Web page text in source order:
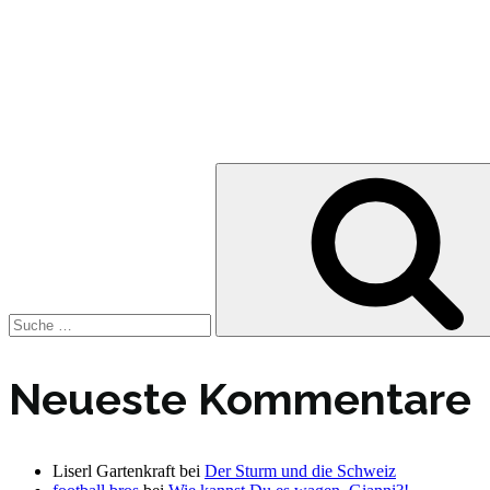
Neueste Kommentare
Liserl Gartenkraft bei Der Sturm und die Schweiz